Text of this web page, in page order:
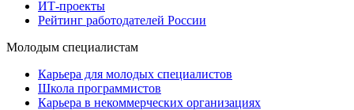
ИТ-проекты
Рейтинг работодателей России
Молодым специалистам
Карьера для молодых специалистов
Школа программистов
Карьера в некоммерческих организациях